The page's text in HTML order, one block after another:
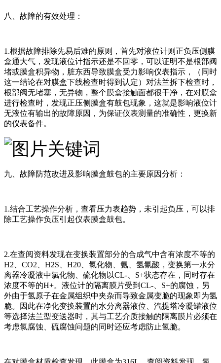
八、故障的有效处理：
1.根据故障排除先易后难的原则，首先对液位计则正负压侧膜
盒通大气，发现液位计指示还是不回零，可以证明不是根部阀
堵或膜盒积异物，脏东西导致膜盒受力影响仪表指示，（同时
这一结论在对膜盒下线检查时得到认定）对法兰拆下检查时，
根部阀无堵塞，无异物，整个膜盒接触面都很干净，在对膜盒
进行检查时，发现正压侧膜盒有鼓包现象，这就是影响液位计
无液位有输出的故障原因，为保证仪表测量的准确性，更换新
的仪表备件。
九、故障防范改进及影响膜盒鼓包的主要原因分析：
1.结合工艺操作分析，查看压力表趋势，未引起负压，可以排
除工艺操作负压引起仪表膜盒鼓包。
2.在查阅资料发现在变换装置部分的合成气中含有浓度不等的
H2、CO2、H2S、H20、氯化物、氨、氢氰酸，变换第一水分
离器冷凝液中氯化物、硫化物以CL-、S+状态存在，同时存在
浓度不等的H+。液位计的隔离膜片受到CL-、S+的腐蚀，另
外由于氢原子在金属组织中夹杂而导致金属变脆的现象即为氢
脆。因此在净化变换装置的水分离器液位、汽提塔冷凝罐液位
等选择法兰型变送器时，其与工艺介质接触的隔离膜片必须在
考虑氯腐蚀、硫腐蚀问题的同时还应考虑防止氢脆。